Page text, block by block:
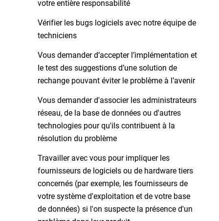
votre entière responsabilité
Vérifier les bugs logiciels avec notre équipe de
techniciens
Vous demander d’accepter l’implémentation et
le test des suggestions d’une solution de
rechange pouvant éviter le problème à l’avenir
Vous demander d'associer les administrateurs
réseau, de la base de données ou d'autres
technologies pour qu'ils contribuent à la
résolution du problème
Travailler avec vous pour impliquer les
fournisseurs de logiciels ou de hardware tiers
concernés (par exemple, les fournisseurs de
votre système d'exploitation et de votre base
de données) si l'on suspecte la présence d'un